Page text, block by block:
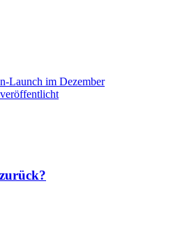
Launch im Dezember